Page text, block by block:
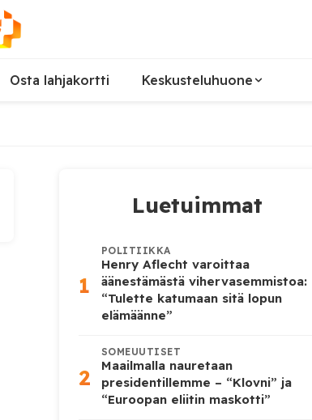
Osta lahjakortti Keskusteluhuone
Luetuimmat
1
POLITIIKKA
Henry Aflecht varoittaa
äänestämästä vihervasemmistoa:
“Tulette katumaan sitä lopun
elämäänne”
2
SOMEUUTISET
Maailmalla nauretaan
presidentillemme – “Klovni” ja
“Euroopan eliitin maskotti”